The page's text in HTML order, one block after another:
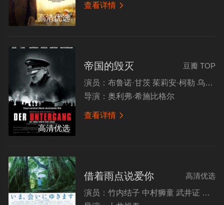
高清优选
查看详情 
高清优选
豆瓣 TOP
帝国的毁灭
演员： 布鲁诺·甘茨 茱莉安·柯勒 乌尔里希·马特斯 亚历山德拉·玛丽亚·拉娜
导演： 奥利弗·希施比格尔
查看详情 
高清优选
借着雨点说爱你
演员： 竹内结子 中村狮童 武井证 大塚千弘